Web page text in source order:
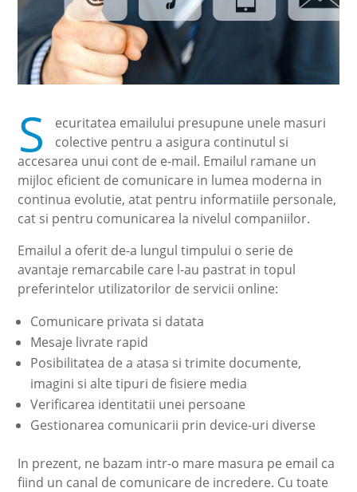
S
ecuritatea emailului presupune unele masuri
colective pentru a asigura continutul si
accesarea unui cont de e-mail. Emailul ramane un
mijloc eficient de comunicare in lumea moderna in
continua evolutie, atat pentru informatiile personale,
cat si pentru comunicarea la nivelul companiilor.
Emailul a oferit de-a lungul timpului o serie de
avantaje remarcabile care l-au pastrat in topul
preferintelor utilizatorilor de servicii online:
Comunicare privata si datata
Mesaje livrate rapid
Posibilitatea de a atasa si trimite documente,
imagini si alte tipuri de fisiere media
Verificarea identitatii unei persoane
Gestionarea comunicarii prin device-uri diverse
In prezent, ne bazam intr-o mare masura pe email ca
fiind un canal de comunicare de incredere. Cu toate